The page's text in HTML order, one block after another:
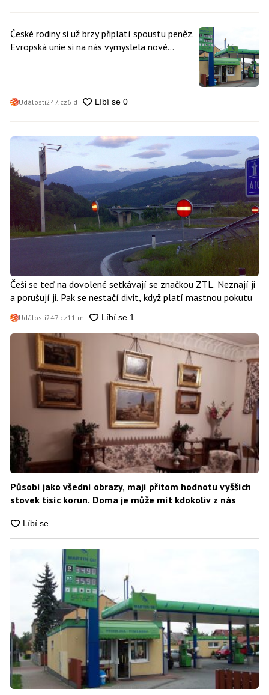
České rodiny si už brzy připlatí spoustu peněz.
Evropská unie si na nás vymyslela nové
Události247.cz6 d
Češi se teď na dovolené setkávají se značkou ZTL. Neznají ji
a porušují ji. Pak se nestačí divit, když platí mastnou pokutu
Události247.cz11 m
Působí jako všední obrazy, mají přitom hodnotu vyšších
stovek tisíc korun. Doma je může mít kdokoliv z nás